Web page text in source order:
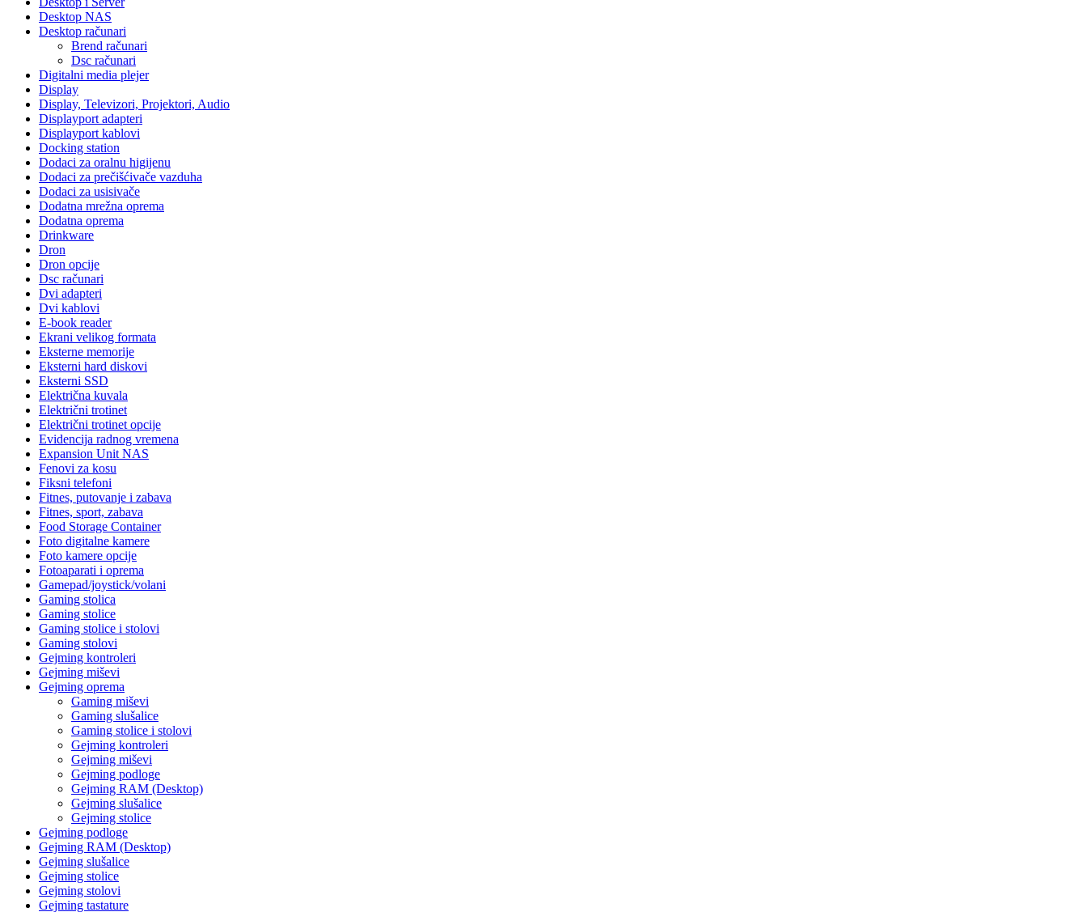
Desktop NAS
Desktop računari
Brend računari
Dsc računari
Digitalni media plejer
Display
Display, Televizori, Projektori, Audio
Displayport adapteri
Displayport kablovi
Docking station
Dodaci za oralnu higijenu
Dodaci za prečišćivače vazduha
Dodaci za usisivače
Dodatna mrežna oprema
Dodatna oprema
Drinkware
Dron
Dron opcije
Dsc računari
Dvi adapteri
Dvi kablovi
E-book reader
Ekrani velikog formata
Eksterne memorije
Eksterni hard diskovi
Eksterni SSD
Električna kuvala
Električni trotinet
Električni trotinet opcije
Evidencija radnog vremena
Expansion Unit NAS
Fenovi za kosu
Fiksni telefoni
Fitnes, putovanje i zabava
Fitnes, sport, zabava
Food Storage Container
Foto digitalne kamere
Foto kamere opcije
Fotoaparati i oprema
Gamepad/joystick/volani
Gaming stolica
Gaming stolice
Gaming stolice i stolovi
Gaming stolovi
Gejming kontroleri
Gejming miševi
Gejming oprema
Gaming miševi
Gaming slušalice
Gaming stolice i stolovi
Gejming kontroleri
Gejming miševi
Gejming podloge
Gejming RAM (Desktop)
Gejming slušalice
Gejming stolice
Gejming podloge
Gejming RAM (Desktop)
Gejming slušalice
Gejming stolice
Gejming stolovi
Gejming tastature